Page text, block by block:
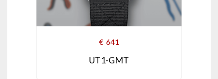
€ 641
UT1-GMT